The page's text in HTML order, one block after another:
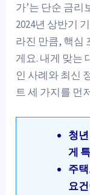
가’는 단순 금리
2024년 상반기
라진 만큼, 핵심
게요. 내게 맞는
인 사례와 최신
트 세 가지를 먼
청
게
주
요